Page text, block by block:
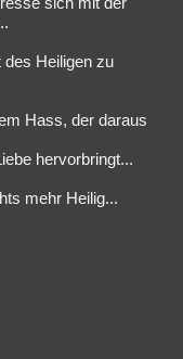
des Heiligen zu
Hass, der daraus
hervorbringt...
mehr Heilig...